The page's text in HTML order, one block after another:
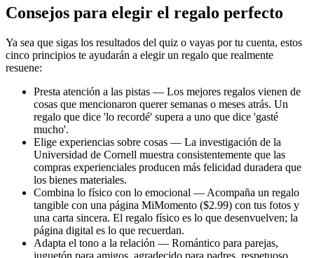
Consejos para elegir el regalo perfecto
Ya sea que sigas los resultados del quiz o vayas por tu cuenta, estos
cinco principios te ayudarán a elegir un regalo que realmente
resuene:
Presta atención a las pistas — Los mejores regalos vienen de
cosas que mencionaron querer semanas o meses atrás. Un
regalo que dice 'lo recordé' supera a uno que dice 'gasté
mucho'.
Elige experiencias sobre cosas — La investigación de la
Universidad de Cornell muestra consistentemente que las
compras experienciales producen más felicidad duradera que
los bienes materiales.
Combina lo físico con lo emocional — Acompaña un regalo
tangible con una página MiMomento ($2.99) con tus fotos y
una carta sincera. El regalo físico es lo que desenvuelven; la
página digital es lo que recuerdan.
Adapta el tono a la relación — Romántico para parejas,